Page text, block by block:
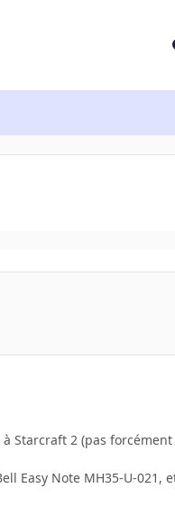
Starcraft 2 (pas
Easy Note MH35-U-